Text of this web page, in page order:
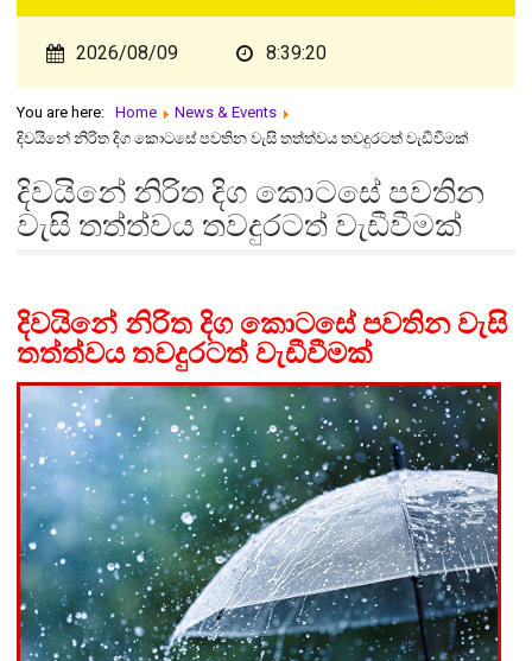
2026/08/09 8:39:20
You are here: Home
News & Events
දිවයිනේ නිරිත දිග කොටසේ පවතින වැසි තත්ත්වය තවදුරටත් වැඩීවීමක්
දිවයිනේ නිරිත දිග කොටසේ පවතින
වැසි තත්ත්වය තවදුරටත් වැඩීවීමක්
දිවයිනේ නිරිත දිග කොටසේ පවතින වැසි
තත්ත්වය තවදුරටත් වැඩීවීමක්